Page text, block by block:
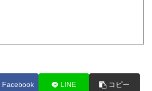
Facebook LINE コピー